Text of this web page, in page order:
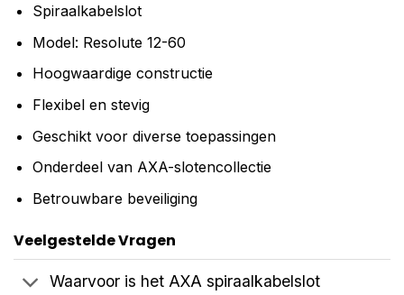
Spiraalkabelslot
Model: Resolute 12-60
Hoogwaardige constructie
Flexibel en stevig
Geschikt voor diverse toepassingen
Onderdeel van AXA-slotencollectie
Betrouwbare beveiliging
Veelgestelde Vragen
Waarvoor is het AXA spiraalkabelslot